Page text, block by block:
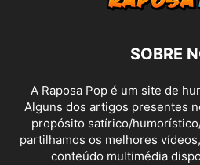
SOBRE
A Raposa Pop é um site de
Alguns dos artigos presentes
propósito satírico/
partilhamos os melhores
conteúdo multimédia